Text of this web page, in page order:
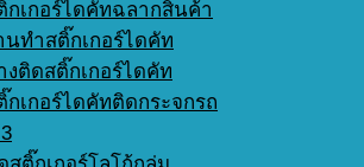
กเกอร์ไดคัทฉลากสินค้า
นทำสติ๊กเกอร์ไดคัท
งติดสติ๊กเกอร์ไดคัท
กเกอร์ไดคัทติดกระจกรถ